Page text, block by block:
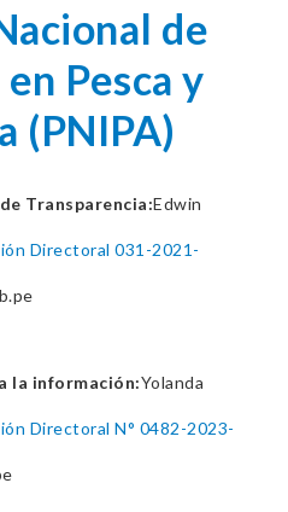
de
Pesca y
(PNIPA)
Transparencia:Edwin
Directoral 031-2021-
la información:Yolanda
Directoral N° 0482-2023-